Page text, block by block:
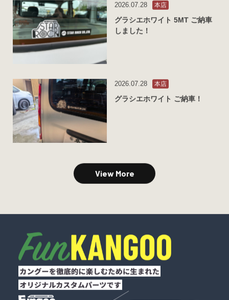
2026.07.28 本店
グラシエホワイト 5MT ご納車
しました！
2026.07.28 本店
グラシエホワイト ご納車！
View More